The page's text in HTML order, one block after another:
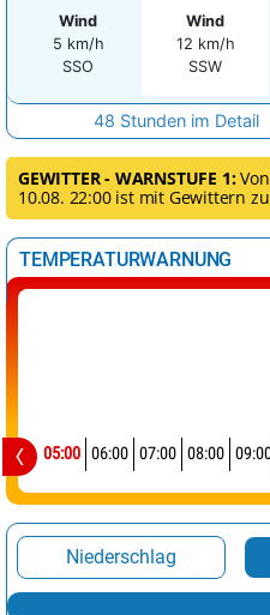
Wind
5 km/h
SSO
Wind
12 km/h
SSW
48 Stunden im Detail
GEWITTER - WARNSTUFE 1:
10.08. 22:00 ist mit Gewittern
TEMPERATURWARNUNG
05:00 06:00 07:00 08:00
Niederschlag